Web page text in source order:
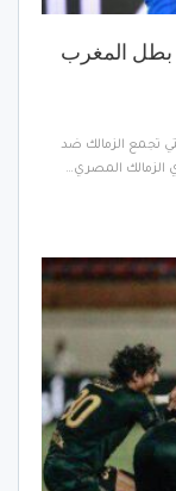
بطل المغرب
تجمع الزمالك ضد
الزمالك المصري…